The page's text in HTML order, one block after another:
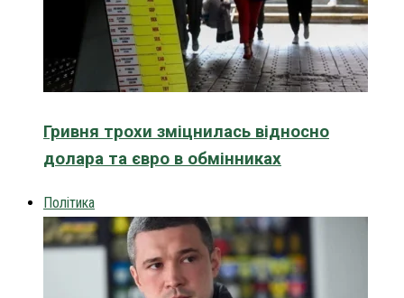
Гривня трохи зміцнилась відносно
долара та євро в обмінниках
Політика